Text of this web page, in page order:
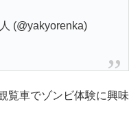
(@yakyorenka)
覧車でゾンビ体験に興味